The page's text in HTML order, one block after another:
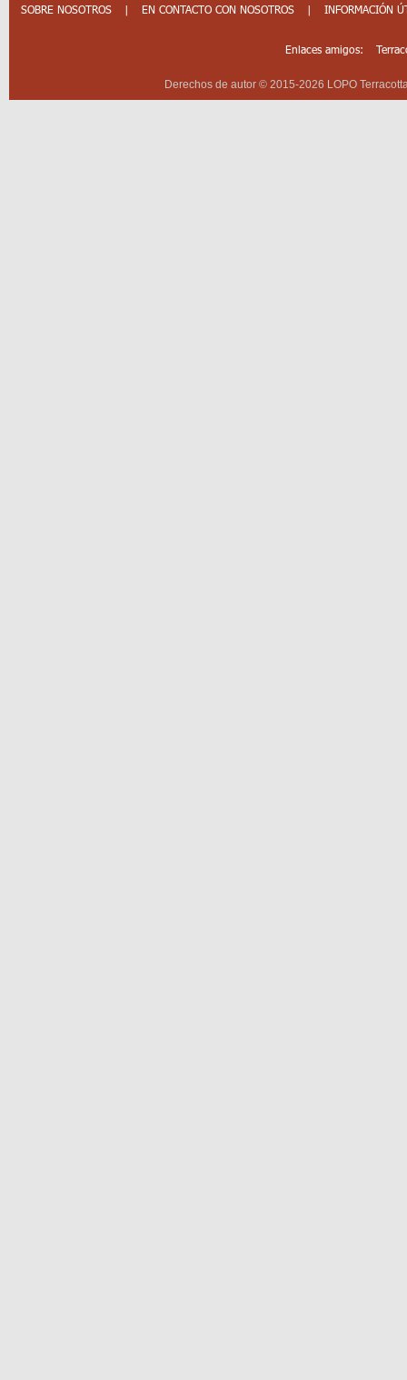
SOBRE NOSOTROS | EN CONTACTO CON NOSOTROS | INFORMACIÓN
Enlaces amigos:
Derechos de autor © 2015-2026 LOPO